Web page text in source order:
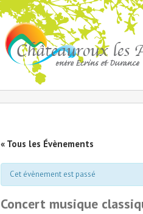
« Tous les Évènements
Cet évènement est passé
Concert musique